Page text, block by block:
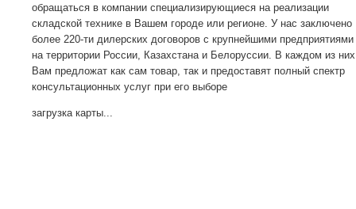
обращаться в компании специализирующиеся на реализации
складской технике в Вашем городе или регионе. У нас заключено
более 220-ти дилерских договоров с крупнейшими предприятиями
на территории России, Казахстана и Белоруссии. В каждом из них
Вам предложат как сам товар, так и предоставят полный спектр
консультационных услуг при его выборе
загрузка карты...